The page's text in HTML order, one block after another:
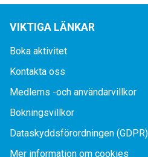
VIKTIGA LÄNKAR
Boka aktivitet
Kontakta oss
Medlems -och användarvillkor
Bokningsvillkor
Dataskyddsförordningen (GDPR)
Mer information om cookies